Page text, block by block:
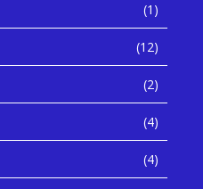
(1)
(12)
(2)
(4)
(4)